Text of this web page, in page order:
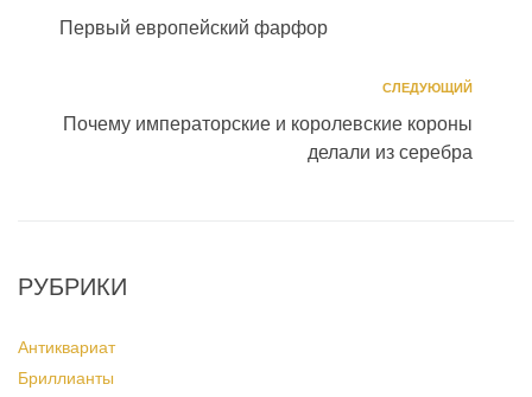
Первый европейский фарфор
СЛЕДУЮЩИЙ
Почему императорские и королевские короны
делали из серебра
РУБРИКИ
Антиквариат
Бриллианты